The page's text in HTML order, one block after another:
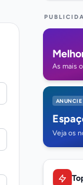
As mais
ANUNCIE
Veja os